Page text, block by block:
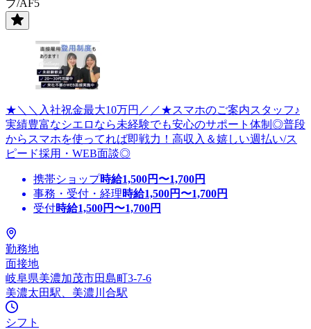
プ/AF5
★＼＼入社祝金最大10万円／／★スマホのご案内スタッフ♪
実績豊富なシエロなら未経験でも安心のサポート体制◎普段
からスマホを使ってれば即戦力！高収入＆嬉しい週払い/ス
ピード採用・WEB面談◎
携帯ショップ時給1,500円〜1,700円
事務・受付・経理時給1,500円〜1,700円
受付時給1,500円〜1,700円
勤務地
面接地
岐阜県美濃加茂市田島町3-7-6
美濃太田駅、美濃川合駅
シフト